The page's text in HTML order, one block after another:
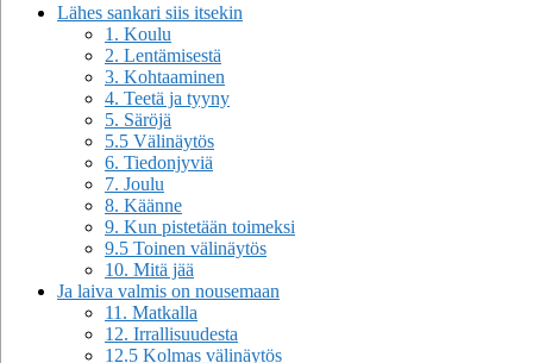
Lähes sankari siis itsekin
1. Koulu
2. Lentämisestä
3. Kohtaaminen
4. Teetä ja tyyny
5. Säröjä
5.5 Välinäytös
6. Tiedonjyviä
7. Joulu
8. Käänne
9. Kun pistetään toimeksi
9.5 Toinen välinäytös
10. Mitä jää
Ja laiva valmis on nousemaan
11. Matkalla
12. Irrallisuudesta
12.5 Kolmas välinäytös